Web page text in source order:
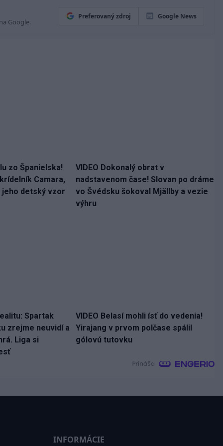
Google.
Preferovaný zdroj Google News
zo Španielska!
Camara,
detský vzor
VIDEO Dokonalý obrat v
nadstavenom čase! Slovan po dráme
vo Švédsku šokoval Mjällby a vezie
výhru
Spartak
zrejme neuvidí a
Liga si
VIDEO Belasí mohli ísť do vedenia!
Yirajang v prvom polčase spálil
gólovú tutovku
INFORMÁCIE